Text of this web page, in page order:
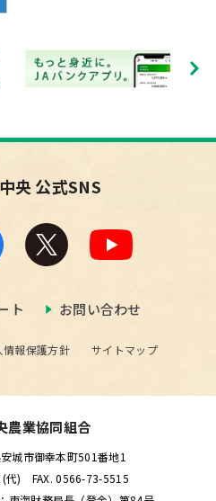
央 公式SNS
ト お問い合わせ
情報保護方針 サイトマップ
農業協同組合
城市御幸本町501番地1
代) FAX. 0566-73-5515